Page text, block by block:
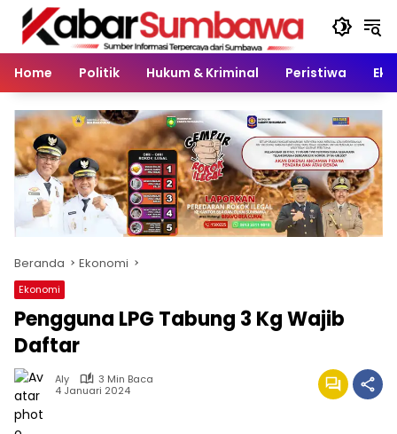
Langsung
konten
Home
Politik Hukum & Kriminal Peristiwa
Beranda Ekonomi
Ekonomi
Pengguna LPG Tabung 3 Kg Wajib
Daftar
Aly
3 Min Baca
4 Januari 2024